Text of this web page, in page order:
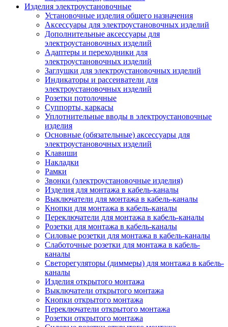
Изделия электроустановочные
Установочные изделия общего назначения
Аксессуары для электроустановочных изделий
Дополнительные аксессуары для
электроустановочных изделий
Адаптеры и переходники для
электроустановочных изделий
Заглушки для электроустановочных изделий
Индикаторы и рассеиватели для
электроустановочных изделий
Розетки потолочные
Суппорты, каркасы
Уплотнительные вводы в электроустановочные
изделия
Основные (обязательные) аксессуары для
электроустановочных изделий
Клавиши
Накладки
Рамки
Звонки (электроустановочные изделия)
Изделия для монтажа в кабель-каналы
Выключатели для монтажа в кабель-каналы
Кнопки для монтажа в кабель-каналы
Переключатели для монтажа в кабель-каналы
Розетки для монтажа в кабель-каналы
Силовые розетки для монтажа в кабель-каналы
Слаботочные розетки для монтажа в кабель-
каналы
Светорегуляторы (диммеры) для монтажа в кабель-
каналы
Изделия открытого монтажа
Выключатели открытого монтажа
Кнопки открытого монтажа
Переключатели открытого монтажа
Розетки открытого монтажа